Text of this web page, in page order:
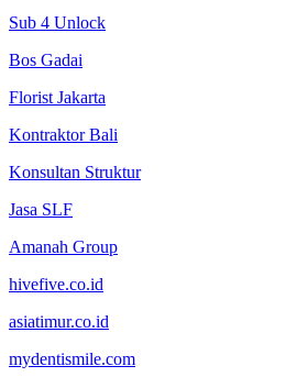
Sub 4 Unlock
Bos Gadai
Florist Jakarta
Kontraktor Bali
Konsultan Struktur
Jasa SLF
Amanah Group
hivefive.co.id
asiatimur.co.id
mydentismile.com